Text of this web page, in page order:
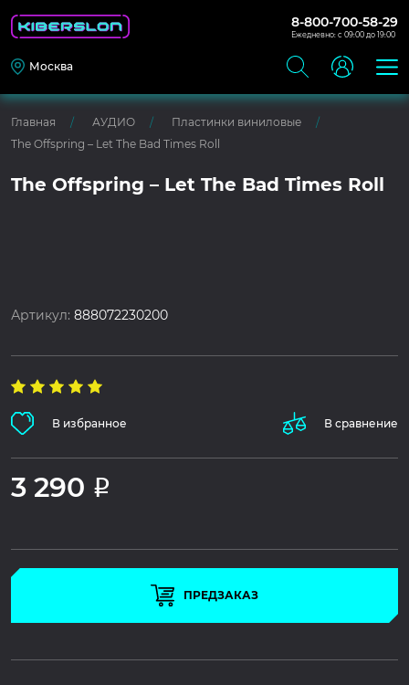
8-800-700-58-29
Ежедневно: с 09:00 до 19:00
Москва
Главная АУДИО
Пластинки виниловые
The Offspring – Let The Bad Times Roll
The Offspring – Let The Bad Times Roll
Артикул:888072230200
В избранное В сравнение
3 290 Р
ПРЕДЗАКАЗ